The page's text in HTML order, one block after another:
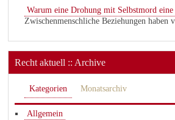
Warum eine Drohung mit Selbstmord eine
Zwischenmenschliche Beziehungen haben
Recht aktuell :: Archive
Kategorien Monatsarchiv
Allgemein